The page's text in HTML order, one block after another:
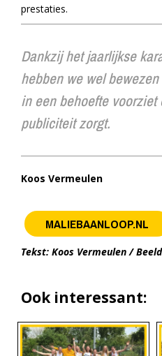
prestaties.
Dankzij het jaarlijkse
hebben we wel
in een behoefte
publiciteit zorgt.
Koos Vermeulen
MALIEBAANLOOP.NL
Tekst: Koos Vermeulen /
Ook interessant: